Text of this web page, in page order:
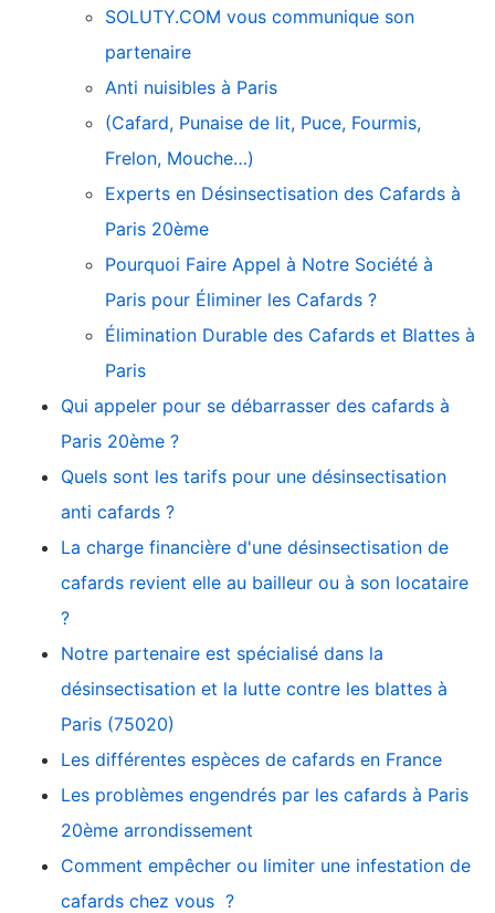
SOLUTY.COM vous communique son
partenaire
Anti nuisibles à Paris
(Cafard, Punaise de lit, Puce, Fourmis,
Frelon, Mouche…)
Experts en Désinsectisation des Cafards à
Paris 20ème
Pourquoi Faire Appel à Notre Société à
Paris pour Éliminer les Cafards ?
Élimination Durable des Cafards et Blattes à
Paris
Qui appeler pour se débarrasser des cafards à
Paris 20ème ?
Quels sont les tarifs pour une désinsectisation
anti cafards ?
La charge financière d'une désinsectisation de
cafards revient elle au bailleur ou à son locataire
?
Notre partenaire est spécialisé dans la
désinsectisation et la lutte contre les blattes à
Paris (75020)
Les différentes espèces de cafards en France
Les problèmes engendrés par les cafards à Paris
20ème arrondissement
Comment empêcher ou limiter une infestation de
cafards chez vous ?